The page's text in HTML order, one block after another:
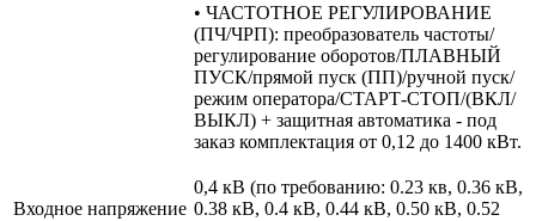
• ЧАСТОТНОЕ РЕГУЛИРОВАНИЕ
(ПЧ/ЧРП): преобразователь частоты/
регулирование оборотов/ПЛАВНЫЙ
ПУСК/прямой пуск (ПП)/ручной пуск/
режим оператора/СТАРТ-СТОП/(ВКЛ/
ВЫКЛ) + защитная автоматика - под
заказ комплектация от 0,12 до 1400 кВт.
Входное напряжение
0,4 кВ (по требованию: 0.23 кв, 0.36 кВ,
0.38 кВ, 0.4 кВ, 0.44 кВ, 0.50 кВ, 0.52